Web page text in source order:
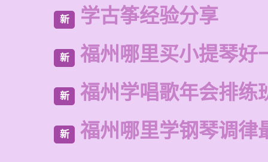
新 学古筝经验分享
新 福州哪里买小提琴好
新 福州学唱歌年会排练
新 福州哪里学钢琴调律